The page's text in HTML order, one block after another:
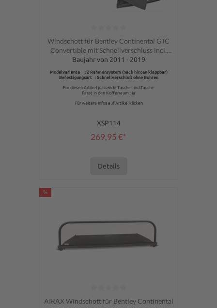
Durchschnittliche Bewertung von 0 von 5 Sternen
Windschott für Bentley Continental GTC
Convertible mit Schnellverschluss incl.
Tasche
Baujahr von 2011 - 2019
Modelvariante : 2 Rahmensystem (nach hinten klappbar)
Befestigungsart : Schnellverschluß ohne Bohren
Für diesen Artikel passende Tasche : incl.Tasche
Passt in den Kofferraum : ja
Für weitere Infos auf Artikel klicken
XSP114
269,95 €*
Details
%
Durchschnittliche Bewertung von 0 von 5 Sternen
AIRAX Windschott für Bentley Continental